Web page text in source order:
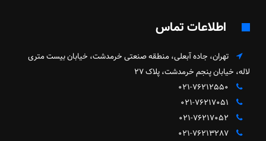
اطلاعات تماس
تهران، جاده آبعلی، منطقه صنعتی خرمدشت، خیابان بیست متری
لاله، خیابان پنجم خرمدشت، پلاک ۲۷
۰۲۱-۷۶۲۱۲۵۵۰
۰۲۱-۷۶۲۱۷۰۵۱
۰۲۱-۷۶۲۱۷۰۵۲
۰۲۱-۷۶۲۱۳۲۸۷